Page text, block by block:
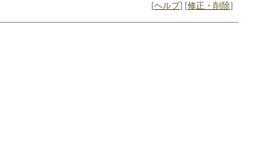
[ヘルプ] [修正・削除]